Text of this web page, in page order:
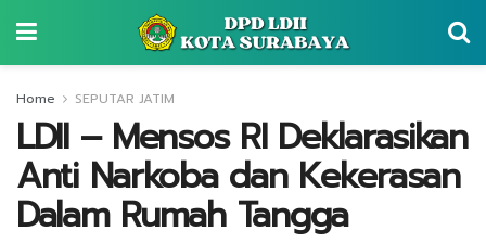
Home SEPUTAR JATIM
LDII – Mensos RI Deklarasikan
Anti Narkoba dan Kekerasan
Dalam Rumah Tangga